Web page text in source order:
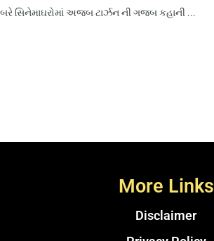
સિનેમાઘરોમાં અજબ ટાર્ઝન ની ગજબ કહાની ...
More Links
Disclaimer